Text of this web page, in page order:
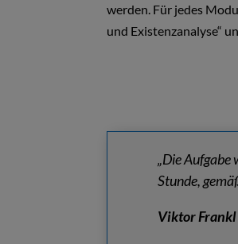
werden. Für jedes
und Existenzanalyse“
„Die Aufgabe
Stunde,
Viktor Frankl